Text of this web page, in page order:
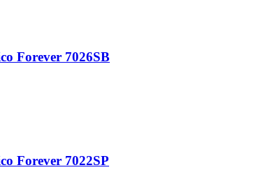
Forever 7026SB
Forever 7022SP